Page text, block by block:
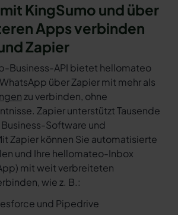
KingSumo und über
Apps verbinden
Zapier
Business-API bietet hellomateo
über Zapier mit mehr als
zu verbinden, ohne
Zapier unterstützt Tausende
Software und
Zapier können Sie automatisierte
und Ihre hellomateo-Inbox
mit weit verbreiteten
wie z. B.:
und Pipedrive